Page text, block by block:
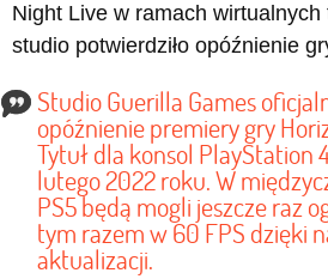
Night Live w ramach
studio potwierdziło opóźnienie
Studio Guerilla Games
opóźnienie premiery gry
Tytuł dla konsol PlayStation
lutego 2022 roku. W
PS5 będą mogli jeszcze raz
tym razem w 60 FPS dzięki
aktualizacji.